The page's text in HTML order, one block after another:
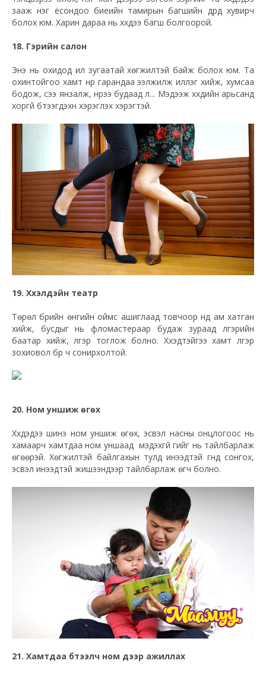
зааж нэг ёсондоо биеийн тамирын багшийн дүрд хувирч
болох юм. Харин дараа нь хүүхдээ багш болгоорой.
18. Гэрийн салон
Энэ нь охидод илүү зугаатай хөгжилтэй байж болох юм. Та
охинтойгоо хамт нүүр гарандаа ээлжилж иллэг хийж, хумсаа
бодож, үсээ янзалж, нүүрээ будаад л... Мэдээж хүүхдийн арьсанд
хоргүй бүтээгдэхүүн хэрэглэх хэрэгтэй.
19. Хүүхэлдэйн театр
Төрөл бүрийн өнгийн оймс ашиглаад товчоор нүд ам хатган
хийж, бусдыг нь фломастераар будаж зураад үлгэрийн
баатар хийж, үлгэр тоглож болно. Хүүхэдтэйгээ хамт үлгэр
зохиовол бүр ч сонирхолтой.
20. Ном уншиж өгөх
Хүүхдэдээ шинэ ном уншиж өгөх, эсвэл насны онцлогоос нь
хамаарч хамтдаа ном уншаад мэдэхгүй үгийг нь тайлбарлаж
өгөөрэй. Хөгжилтэй байлгахын тулд инээдтэй үгнүүд сонгох,
эсвэл инээдтэй жишээнүүдээр тайлбарлаж өгч болно.
21. Хамтдаа бүтээлч ном дээр ажиллах